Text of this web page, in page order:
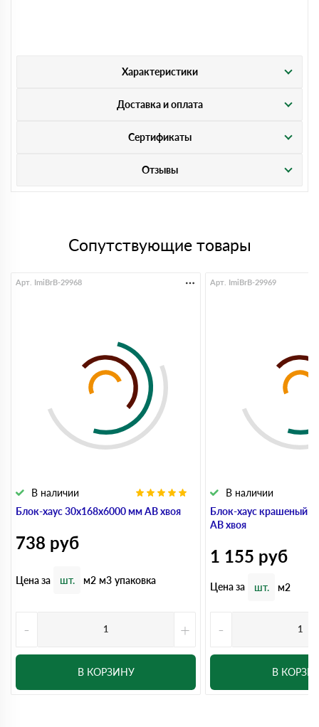
Характеристики
Доставка и оплата
Сертификаты
Отзывы
Сопутствующие товары
Блок-хаус 30x168x6000 мм АВ хвоя
В наличии
Арт. ImiBrB-29968
738 руб
Цена за шт. м2 м3 упаковка
- +
В КОРЗИНУ
Блок-хаус крашеный
АВ хвоя
В наличии
Арт. ImiBrB-29969
1 155 руб
Цена за шт. м2
-
В